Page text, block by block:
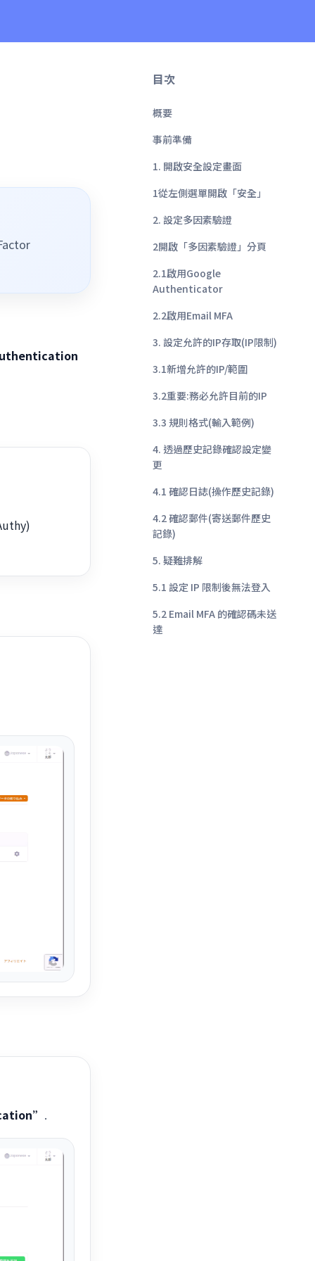
.
目次
概要
事前準備
1. 開啟安全設定畫面
1從左側選單開啟「安全」
2. 設定多因素驗證
2開啟「多因素驗證」分頁
2.1啟用Google
Authenticator
2.2啟用Email MFA
3. 設定允許的IP存取(IP限制)
3.1新增允許的IP/範圍
3.2重要:務必允許目前的IP
3.3 規則格式(輸入範例)
4. 透過歷史記錄確認設定變
更
4.1 確認日誌(操作歷史記錄)
4.2 確認郵件(寄送郵件歷史
記錄)
5. 疑難排解
5.1 設定 IP 限制後無法登入
5.2 Email MFA 的確認碼未送
達